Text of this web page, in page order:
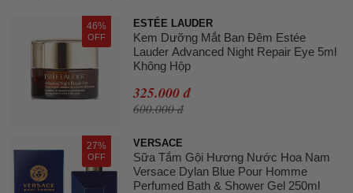
46%
OFF
ESTÉE LAUDER
Kem Dưỡng Mắt Ban Đêm Estée
Lauder Advanced Night Repair Eye 5ml
Không Hộp
325.000 đ
600.000 đ
27%
OFF
VERSACE
Sữa Tắm Gội Hương Nước Hoa Nam
Versace Dylan Blue Pour Homme
Perfumed Bath & Shower Gel 250ml